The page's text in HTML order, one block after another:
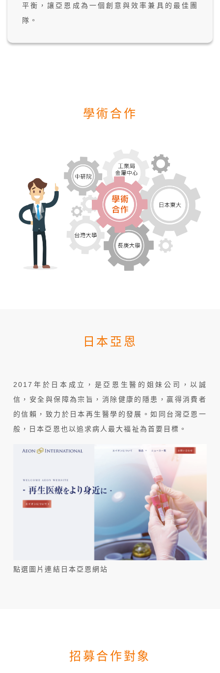
平衡，讓亞恩成為一個創意與效率兼具的最佳團
隊。
學術合作
日本亞恩
2017年於日本成立，是亞恩生醫的姐妹公司，以誠
信，安全與保障為宗旨，消除健康的隱患，贏得消費者
的信賴，致力於日本再生醫學的發展。如同台灣亞恩一
般，日本亞恩也以追求病人最大福祉為首要目標。
點選圖片連結日本亞恩網站
招募合作對象